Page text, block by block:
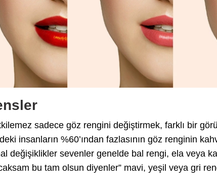
sadece göz rengini değiştirmek, farklı bir
insanların %60’ından fazlasının göz renginin
değişiklikler sevenler genelde bal rengi, ela veya
bu tam olsun diyenler” mavi, yeşil veya gri